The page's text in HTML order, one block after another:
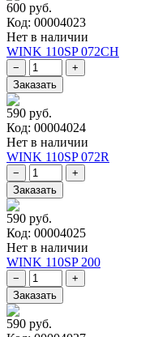
600 руб.
Код: 00004023
Нет в наличии
WINK 110SP 072CH
590 руб.
Код: 00004024
Нет в наличии
WINK 110SP 072R
590 руб.
Код: 00004025
Нет в наличии
WINK 110SP 200
590 руб.